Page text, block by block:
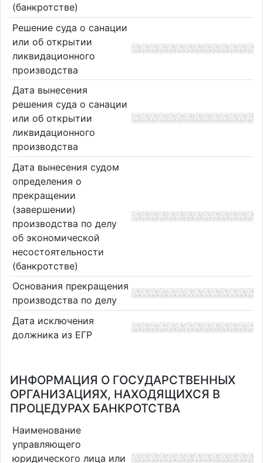
(банкротстве)
Решение суда о санации
или об открытии
ликвидационного
производства
Дата вынесения
решения суда о санации
или об открытии
ликвидационного
производства
Дата вынесения судом
определения о
прекращении
(завершении)
производства по делу
об экономической
несостоятельности
(банкротстве)
Основания прекращения
производства по делу
Дата исключения
должника из ЕГР
ИНФОРМАЦИЯ О ГОСУДАРСТВЕННЫХ
ОРГАНИЗАЦИЯХ, НАХОДЯЩИХСЯ В
ПРОЦЕДУРАХ БАНКРОТСТВА
Наименование
управляющего
юридического лица или